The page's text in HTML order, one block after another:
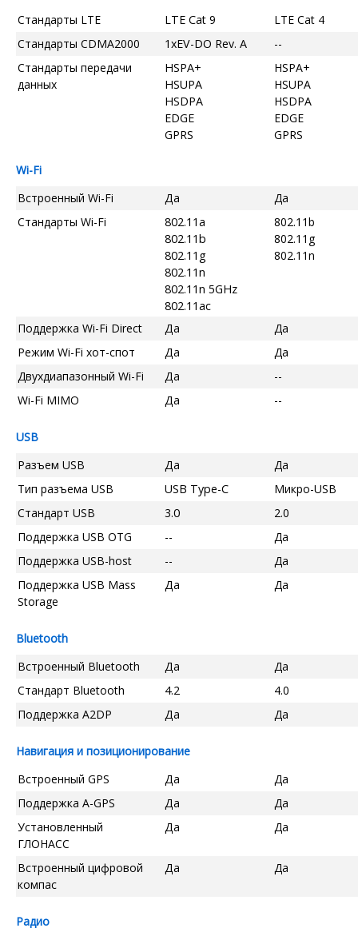
Стандарты LTE
LTE Cat 9
LTE Cat 4
Стандарты CDMA2000
1xEV-DO Rev. A
--
Стандарты передачи
данных
HSPA+
HSUPA
HSDPA
EDGE
GPRS
HSPA+
HSUPA
HSDPA
EDGE
GPRS
Wi-Fi
Встроенный Wi-Fi
Да
Да
Стандарты Wi-Fi
802.11a
802.11b
802.11g
802.11n
802.11n 5GHz
802.11ac
802.11b
802.11g
802.11n
Поддержка Wi-Fi Direct Да
Да
Режим Wi-Fi хот-спот
Да
Да
Двухдиапазонный Wi-Fi
Да
--
Wi-Fi MIMO
Да --
USB
Разъем USB
Да
Да
Тип разъема USB
USB Type-C
Микро-USB
Стандарт USB
3.0
2.0
Поддержка USB OTG
--
Да
Поддержка USB-host
--
Да
Поддержка USB Mass
Storage
Да Да
Bluetooth
Встроенный Bluetooth
Да
Да
Стандарт Bluetooth
4.2
4.0
Поддержка A2DP
Да Да
Навигация и позиционирование
Встроенный GPS
Да
Да
Поддержка A-GPS
Да
Да
Установленный
ГЛОНАСС
Да Да
Встроенный цифровой
компас
Да Да
Радио